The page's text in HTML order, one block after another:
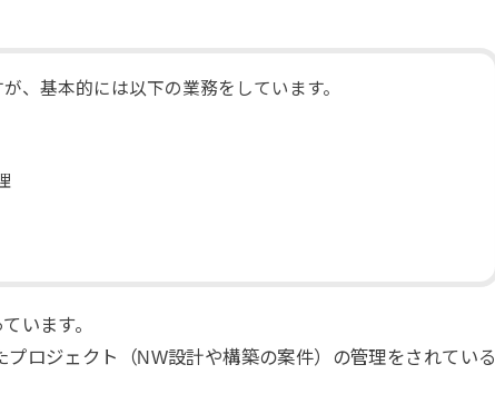
、基本的には以下の業務をしています。
います。
ロジェクト（NW設計や構築の案件）の管理をされている